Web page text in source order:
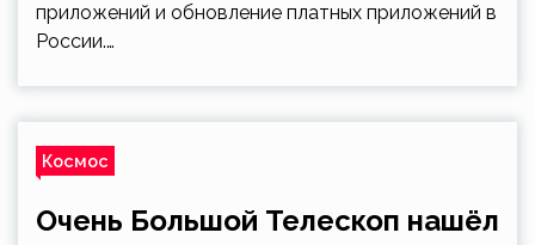
приложений и обновление платных приложений в
России.…
Космос
Очень Большой Телескоп нашёл